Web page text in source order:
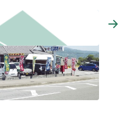
どんどん廣場